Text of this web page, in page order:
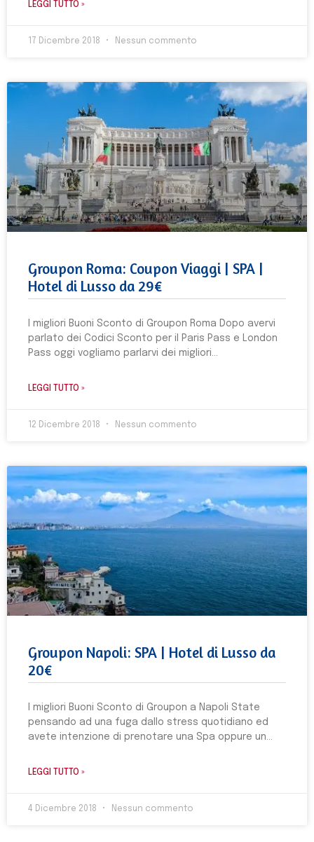
LEGGI TUTTO »
17 Dicembre 2018 Nessun commento
Groupon Roma: Coupon Viaggi | SPA |
Hotel di Lusso da 29€
I migliori Buoni Sconto di Groupon Roma Dopo avervi
parlato dei Codici Sconto per il Paris Pass e London
Pass oggi vogliamo parlarvi dei migliori
LEGGI TUTTO »
12 Dicembre 2018 Nessun commento
Groupon Napoli: SPA | Hotel di Lusso da
20€
I migliori Buoni Sconto di Groupon a Napoli State
pensando ad una fuga dallo stress quotidiano ed
avete intenzione di prenotare una Spa oppure un
LEGGI TUTTO »
4 Dicembre 2018 Nessun commento